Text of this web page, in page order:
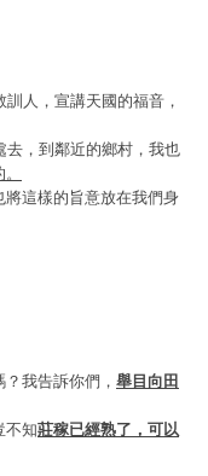
訓人，宣講天國的福音，
去，到鄰近的鄉村，我也
這樣的旨意放在我們身
我告訴你們， 舉目向田
不知莊稼已經熟了，可以